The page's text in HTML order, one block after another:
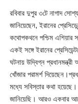
রবিবার দুপুর ৩টে নাগাদ
জানিয়েছেন, ইরানের
কথোপকথনে পশ্চিম এশিয়ার
একই সঙ্গে ইরানের
ঘটনায় উদ্বিগ্ন
খোঁজার পরামর্শ
মধ্যে সবিস্তার কথা
জানিয়েছি। আরও একবার